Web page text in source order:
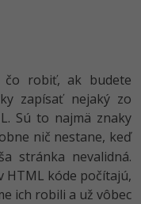
čo robiť, ak budete
zapísať nejaký zo
Sú to najmä znaky
nič nestane, keď
stránka nevalidná.
HTML kóde počítajú,
ich robili a už vôbec